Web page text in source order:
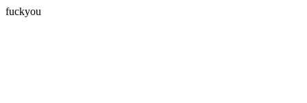
fuckyou